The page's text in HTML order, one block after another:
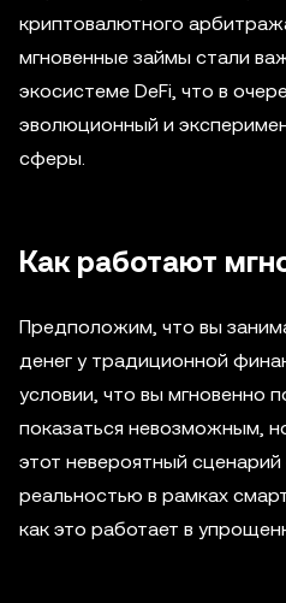
криптовалютного
мгновенные займы стали
экосистеме DeFi, что в
эволюционный и
сферы.
Как работают
Предположим, что вы
денег у традиционной
условии, что вы мгновенно
показаться невозможным,
этот невероятный сценарий
реальностью в рамках
как это работает в